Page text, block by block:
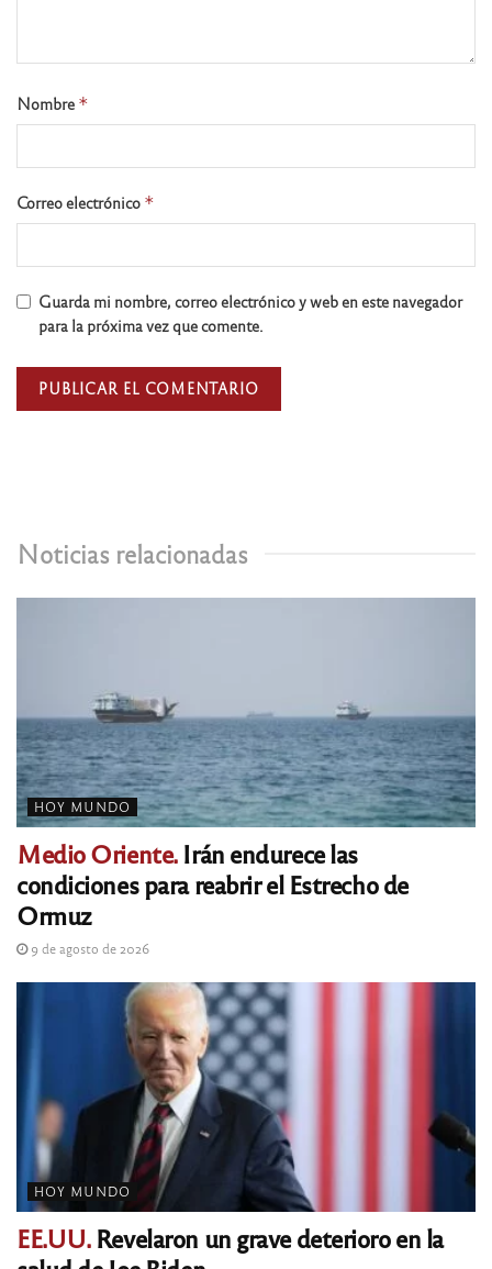
Noticias relacionadas
HOY MUNDO
Medio Oriente.Irán endurece las
condiciones para reabrir el Estrecho de
Ormuz
9 de agosto de 2026
HOY MUNDO
EE.UU.Revelaron un grave deterioro en la
Nombre *
Correo electrónico *
Guarda mi nombre, correo electrónico y web en este navegador
para la próxima vez que comente.